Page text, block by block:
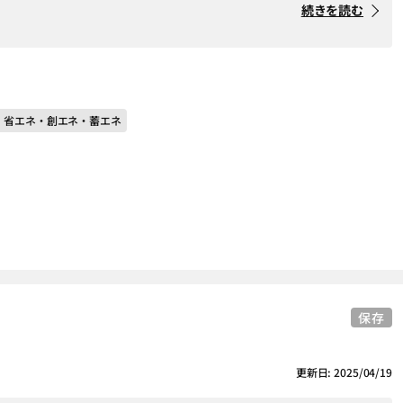
続きを読む
省エネ・創エネ・蓄エネ
更新日: 2025/04/19
保存